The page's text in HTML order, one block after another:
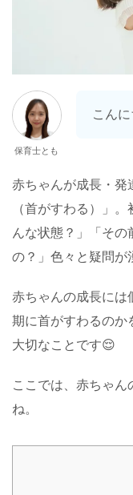
保育士とも
こん
赤ちゃんが成長・発
（首がすわる）」
んな状態？」「その
の？」色々と疑問が
赤ちゃんの成長には
期に首がすわるのか
大切なことです😌
ここでは、赤ちゃん
ね。